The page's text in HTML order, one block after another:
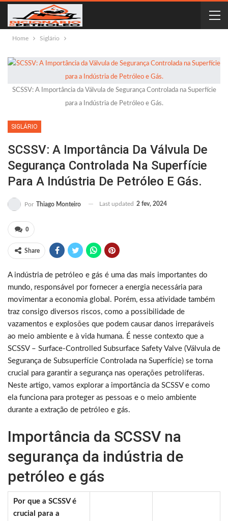
Home Siglário
SCSSV: A Importância da Válvula de Segurança Controlada na Superfície
para a Indústria de Petróleo e Gás.
SIGLÁRIO
SCSSV: A Importância Da Válvula De
Segurança Controlada Na Superfície
Para A Indústria De Petróleo E Gás.
Por Thiago Monteiro Last updated 2 fev, 2024
0
Share
A indústria de petróleo e gás é uma das mais importantes do
mundo, responsável por fornecer a energia necessária para
movimentar a economia global. Porém, essa atividade também
traz consigo diversos riscos, como a possibilidade de
vazamentos e explosões que podem causar danos irreparáveis
ao meio ambiente e à vida humana. É nesse contexto que a
SCSSV – Surface-Controlled Subsurface Safety Valve (Válvula de
Segurança de Subsuperfície Controlada na Superfície) se torna
crucial para garantir a segurança nas operações petrolíferas.
Neste artigo, vamos explorar a importância da SCSSV e como
ela funciona para proteger as pessoas e o meio ambiente
durante a extração de petróleo e gás.
Importância da SCSSV na
segurança da indústria de
petróleo e gás
Por que a SCSSV é
crucial para a